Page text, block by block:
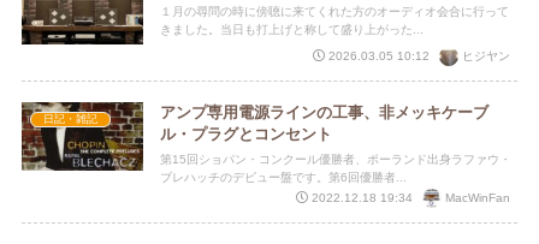
１月の尋問の時に傍聴に来てくれた方のオーディオ会合に行って
きました。当日も打上げと称して盛り上がった...
2026.03.05 10:12
ヒジヤン
日記・雑記
アンプ専用電源ラインの工事、非メッキケーブ
ル・プラグとコンセント
第15回ショパン・コンクール優勝者、ポーランド出身ラファウ・
ブレハッチのデビュー盤です。第6回優勝者...
2022.12.18 19:34
MacWinFan